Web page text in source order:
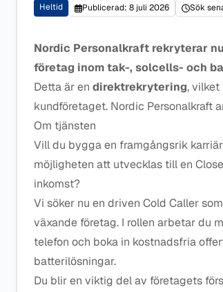
Heltid Publicerad: 8 juli 2026 Sök
Nordic Personalkraft rekryterar
företag inom tak-, solcells- och
Detta är en direktrekrytering, vilket
kundföretaget. Nordic Personalkraft
Om tjänsten
Vill du bygga en framgångsrik
möjligheten att utvecklas till en
inkomst?
Vi söker nu en driven Cold Caller
växande företag. I rollen arbetar du
telefon och boka in kostnadsfria
batterilösningar.
Du blir en viktig del av företagets